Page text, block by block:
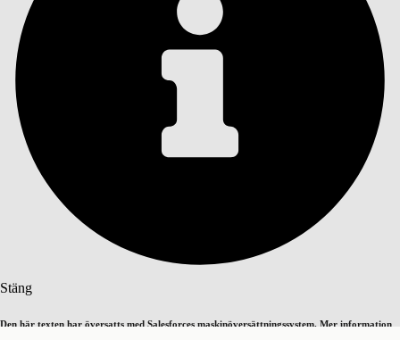
Stäng
Den här texten har översatts med Salesforces maskinöversättningssystem. Mer information
Innehållsförteckningar
INNEHÅLLSFÖRTECKNINGAR